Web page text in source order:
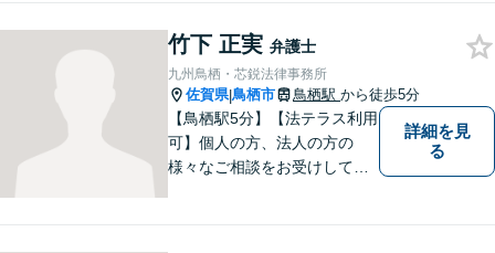
竹下 正実 弁護士
九州鳥栖・芯鋭法律事務所
佐賀県|鳥栖市 鳥栖駅 から徒歩5分
【鳥栖駅5分】【法テラス利用
可】個人の方、法人の方の
様々なご相談をお受けしてお
詳細を見
る